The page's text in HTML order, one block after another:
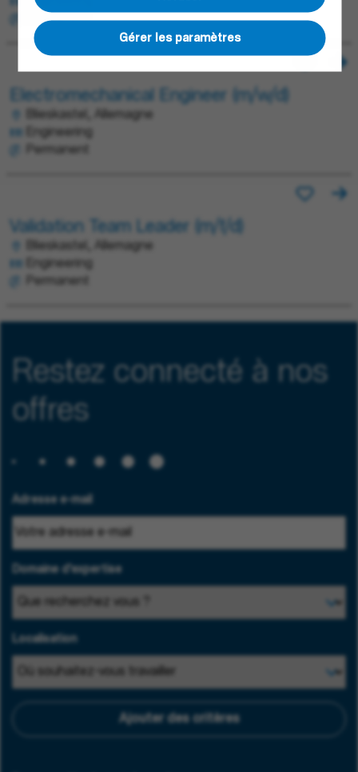
Gérer les paramètres
Permanent
Electromechanical Engineer (m/w/d)
Blieskastel, Allemagne
Engineering
Permanent
Validation Team Leader (m/f/d)
Blieskastel, Allemagne
Engineering
Permanent
Restez connecté à nos
offres
Adresse e-mail
Domaine d'expertise
Localisation
Ajouter des critères